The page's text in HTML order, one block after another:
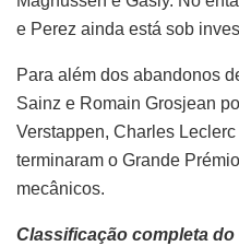
e Perez ainda está sob
Para além dos abandonos
Sainz e Romain Grosjean
Verstappen, Charles
terminaram o Grande
mecânicos.
Classificação completa do